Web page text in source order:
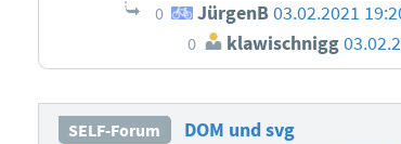
0 JürgenB 03.02.2021
0 klawischnigg
SELF-Forum
DOM und svg